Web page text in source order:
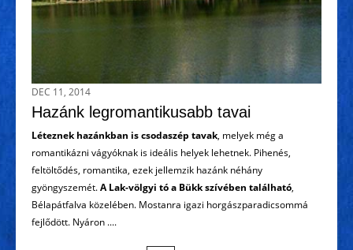
DEC 11, 2014
Hazánk legromantikusabb tavai
Léteznek hazánkban is csodaszép tavak, melyek még a
romantikázni vágyóknak is ideális helyek lehetnek. Pihenés,
feltöltődés, romantika, ezek jellemzik hazánk néhány
gyöngyszemét.A Lak-völgyi tó a Bükk szívében található,
Bélapátfalva közelében. Mostanra igazi horgászparadicsommá
fejlődött. Nyáron ....